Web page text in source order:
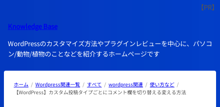
を
ス
キ
ッ
プ
Knowledge Base
WordPressのカスタマイズ方法やプラグインレビューを中心に、パソコ
ン/動物/植物のことなどを紹介するホームページです
ホーム Wordpress関連一覧 すべて wordpress関連
使い方など
【WordPress】カスタム投稿タイプごとにコメント欄を切り替える変える方法